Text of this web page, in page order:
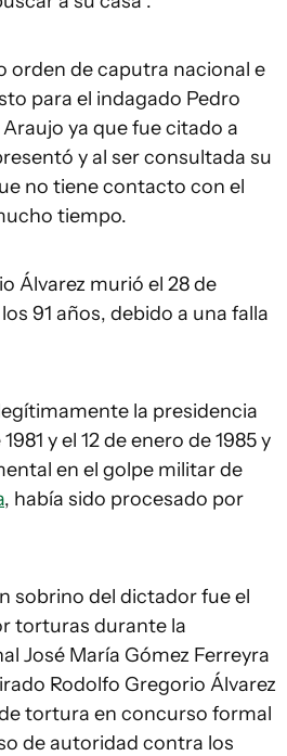
orden de caputra nacional e
para el indagado Pedro
ya que fue citado a
y al ser consultada su
no tiene contacto con el
tiempo.
Álvarez murió el 28 de
91 años, debido a una falla
la presidencia
y el 12 de enero de 1985 y
en el golpe militar de
, había sido procesado por
sobrino del dictador fue el
torturas durante la
José María Gómez Ferreyra
Rodolfo Gregorio Álvarez
tortura en concurso formal
de autoridad contra los